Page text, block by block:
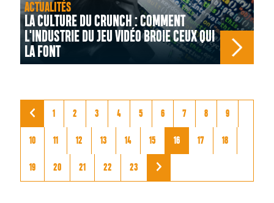
ACTUALITÉS
LA CULTURE DU CRUNCH : COMMENT
L'INDUSTRIE DU JEU VIDÉO BROIE CEUX QUI
LA FONT
1 2 3 4 5 6 7 8 9
10 11 12 13 14 15 16 17 18
19 20 21 22 23